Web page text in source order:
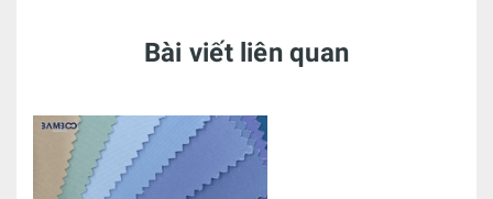
Bài viết liên quan